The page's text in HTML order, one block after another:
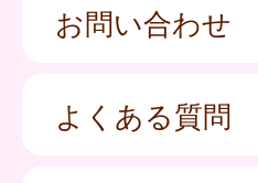
お問い合わせ
よくある質問